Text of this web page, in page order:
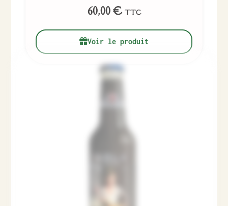
60,00€ TTC
Voir le produit